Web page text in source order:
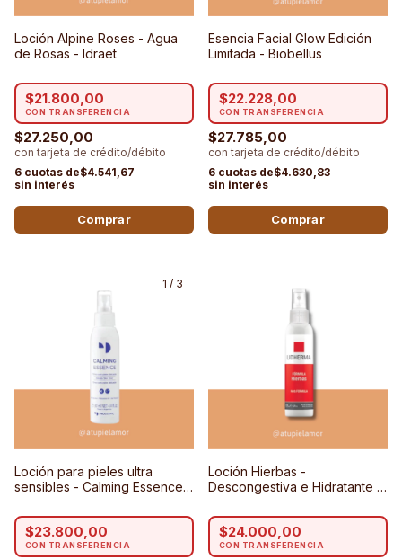
Loción Alpine Roses - Agua
de Rosas - Idraet
$27.250,00
$4.541,67
$21.800,00
Esencia Facial Glow Edición
Limitada - Biobellus
$27.785,00
$4.630,83
$22.228,00
1 / 3
Loción para pieles ultra
sensibles - Calming Essence
$23.800,00
Loción Hierbas -
Descongestiva e Hidratante -
$24.000,00